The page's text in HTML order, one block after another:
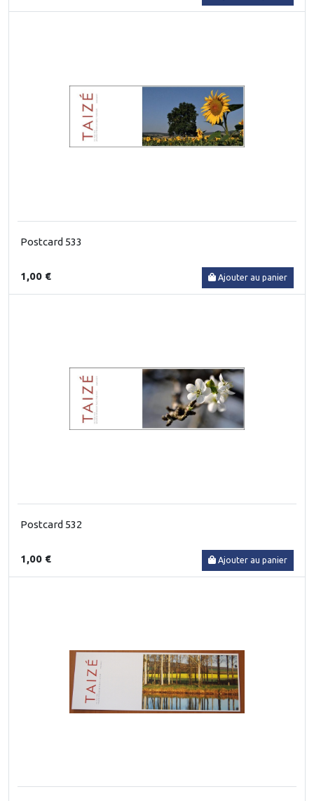
Postcard 533
1,00 € Ajouter au panier
Postcard 532
1,00 € Ajouter au panier